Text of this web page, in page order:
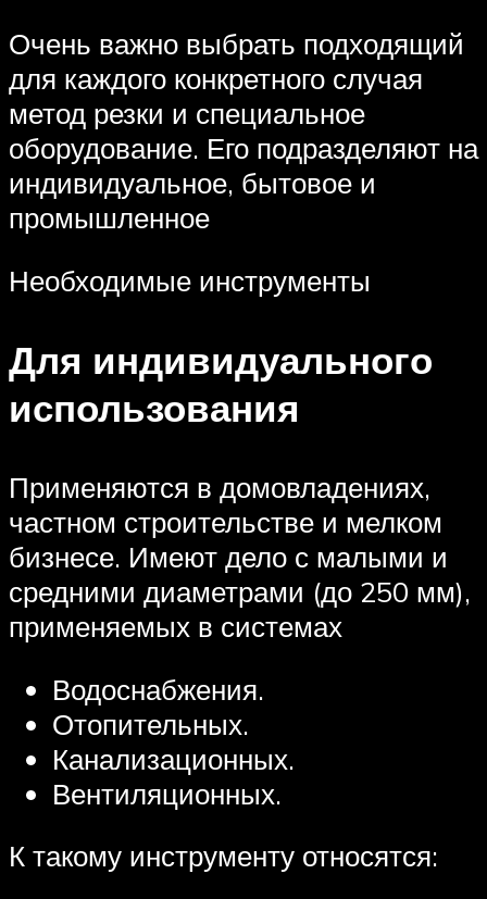
Очень важно выбрать подходящий
для каждого конкретного случая
метод резки и специальное
оборудование. Его подразделяют на
индивидуальное, бытовое и
промышленное
Необходимые инструменты
Для индивидуального
использования
Применяются в домовладениях,
частном строительстве и мелком
бизнесе. Имеют дело с малыми и
средними диаметрами (до 250 мм),
применяемых в системах
Водоснабжения.
Отопительных.
Канализационных.
Вентиляционных.
К такому инструменту относятся: